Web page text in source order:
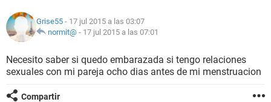
NUTRICIÓN
BIENESTAR
SEXUALIDAD
Grise55 - 17 jul 2015 a las 03:07
normit@ - 17 jul 2015 a las 07:01
Necesito saber si quedo embarazada si tengo relaciones
sexuales con mi pareja ocho dias antes de mi menstruacion
Compartir